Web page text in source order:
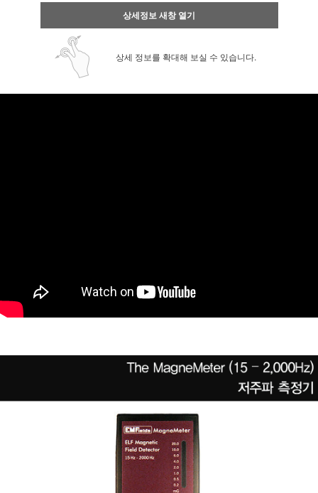
상세정보 새창 열기
상세 정보를 확대해 보실 수 있습니다.